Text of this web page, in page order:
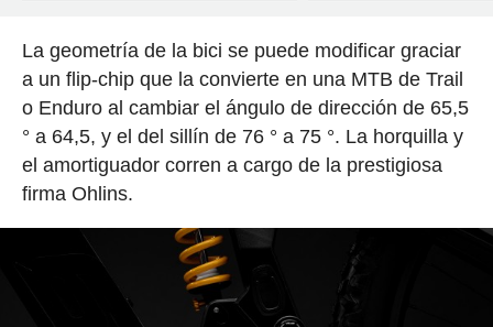
La geometría de la bici se puede modificar graciar
a un flip-chip que la convierte en una MTB de Trail
o Enduro al cambiar el ángulo de dirección de 65,5
° a 64,5, y el del sillín de 76 ° a 75 °. La horquilla y
el amortiguador corren a cargo de la prestigiosa
firma Ohlins.